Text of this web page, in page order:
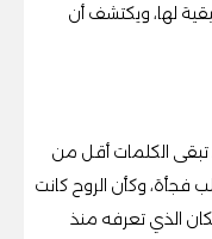
لها، ويكتشف أن
الكلمات أقل من
وكأن الروح كانت
الذي تعرفه منذ